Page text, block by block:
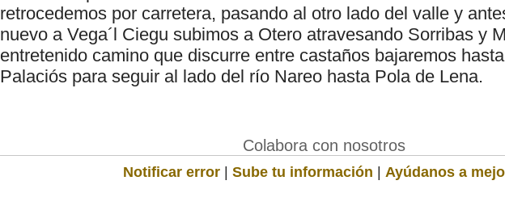
retrocedemos por carretera, pasando al otro lado del valle y
nuevo a Vega´l Ciegu subimos a Otero atravesando Sorribas y
entretenido camino que discurre entre castaños bajaremos
Palaciós para seguir al lado del río Nareo hasta Pola de Lena.
Colabora con nosotros
Notificar error | Sube tu información | Ayúdanos a